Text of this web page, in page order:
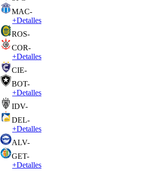
MAC-
+Detalles
ROS-
COR-
+Detalles
CIE-
BOT-
+Detalles
IDV-
DEL-
+Detalles
ALV-
GET-
+Detalles